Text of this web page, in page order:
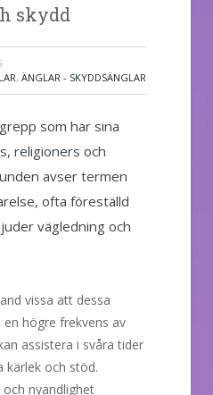
skydd
, ÄNGLAR - SKYDDSÄNGLAR
som har sina
religioners och
avser termen
ofta föreställd
vägledning och
vissa att dessa
högre frekvens av
assistera i svåra tider
kärlek och stöd.
nyandlighet